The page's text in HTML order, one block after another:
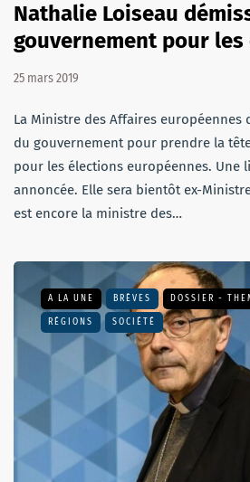
Nathalie Loiseau
gouvernement pour les
25 mars 2019
La Ministre des Affaires européennes
du gouvernement pour prendre la
pour les élections européennes. Une
annoncée. Elle sera bientôt ex-
est encore la ministre des…
A LA UNE BRÈVES DOSSIER -
RÉGIONS SOCIÉTÉ